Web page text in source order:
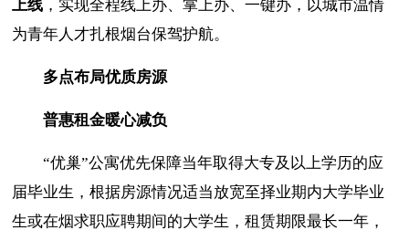
上线 ，实现全程线上办、掌上办、一键办，以城市温情
为青年人才扎根烟台保驾护航。
多点布局优质房源
普惠租金暖心减负
“优巢”公寓优先保障当年取得大专及以上学历的应
届毕业生，根据房源情况适当放宽至择业期内大学毕业
生或在烟求职应聘期间的大学生，租赁期限最长一年，